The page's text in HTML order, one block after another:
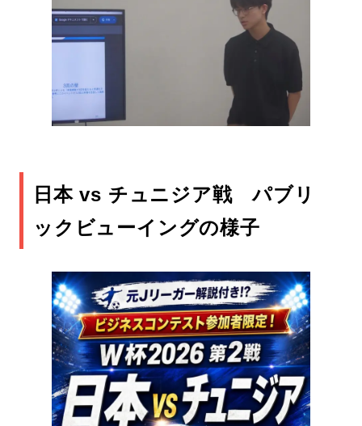
日本 vs チュニジア戦 パブリ
ックビューイングの様子